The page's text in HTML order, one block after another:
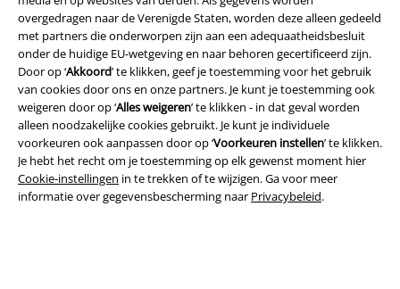
overgedragen naar de Verenigde Staten, worden deze alleen gedeeld
met partners die onderworpen zijn aan een adequaatheidsbesluit
onder de huidige EU-wetgeving en naar behoren gecertificeerd zijn.
Door op ‘Akkoord’ te klikken, geef je toestemming voor het gebruik
van cookies door ons en onze partners. Je kunt je toestemming ook
weigeren door op ‘Alles weigeren’ te klikken - in dat geval worden
alleen noodzakelijke cookies gebruikt. Je kunt je individuele
voorkeuren ook aanpassen door op ‘Voorkeuren instellen’ te klikken.
Je hebt het recht om je toestemming op elk gewenst moment hier
Cookie-instellingen in te trekken of te wijzigen. Ga voor meer
informatie over gegevensbescherming naar Privacybeleid.
Legal
Algemene Voorwaarden
Bedrijfsgegevens
Privacyverklaring
Verklaring van conformiteit
Informatie over toegankelijkheid